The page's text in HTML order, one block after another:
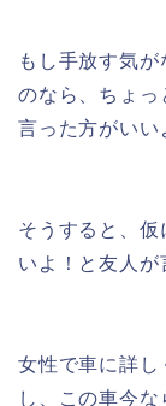
もし手放す気
のなら、ちょっ
言った方がいい
そうすると、仮
いよ！と友人が
女性で車に詳し
し、この車今